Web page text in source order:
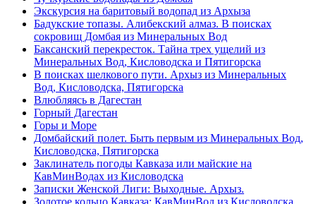
Экскурсия на баритовый водопад из Архыза
Бадукские топазы. Алибекский алмаз. В поисках
сокровищ Домбая из Минеральных Вод
Баксанский перекресток. Тайна трех ущелий из
Минеральных Вод, Кисловодска и Пятигорска
В поисках шелкового пути. Архыз из Минеральных
Вод, Кисловодска, Пятигорска
Влюбляясь в Дагестан
Горный Дагестан
Горы и Море
Домбайский полет. Быть первым из Минеральных Вод,
Кисловодска, Пятигорска
Заклинатель погоды Кавказа или майские на
КавМинВодах из Кисловодска
Записки Женской Лиги: Выходные. Архыз.
Золотое кольцо Кавказа: КавМинВод из Кисловодска